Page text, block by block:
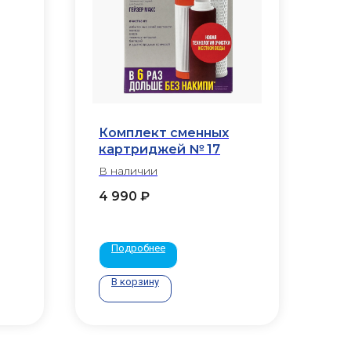
Комплект сменных
картриджей № 17
В наличии
4 990 ₽
Подробнее
В корзину